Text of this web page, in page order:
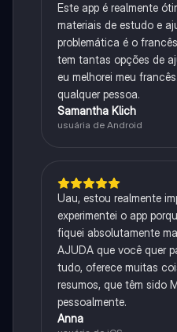
Este app é realmente
materiais de estudo e
problemática é o
tem tantas opções de
eu melhorei meu
qualquer pessoa.
Samantha Klich
usuária de Android
Uau, estou realmente
experimentei o app
fiquei absolutamente
AJUDA que você quer
tudo, oferece muitas
resumos, que têm sido
pessoalmente.
Anna